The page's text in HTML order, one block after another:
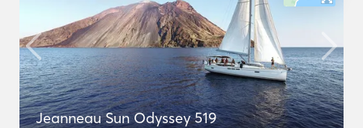
Jeanneau Sun Odyssey 519